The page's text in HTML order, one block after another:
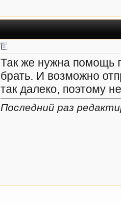
Так же нужна помощь
брать. И возможно
так далеко, поэтому
Последний раз